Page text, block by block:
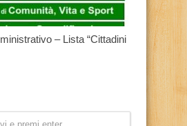
– Lista “Cittadini